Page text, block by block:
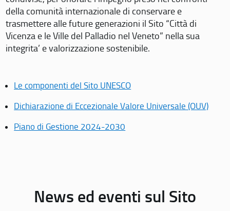
della comunità internazionale di conservare e
trasmettere alle future generazioni il Sito “Città di
Vicenza e le Ville del Palladio nel Veneto” nella sua
integrita’ e valorizzazione sostenibile.
Le componenti del Sito UNESCO
Dichiarazione di Eccezionale Valore Universale (OUV)
Piano di Gestione 2024-2030
News ed eventi sul Sito